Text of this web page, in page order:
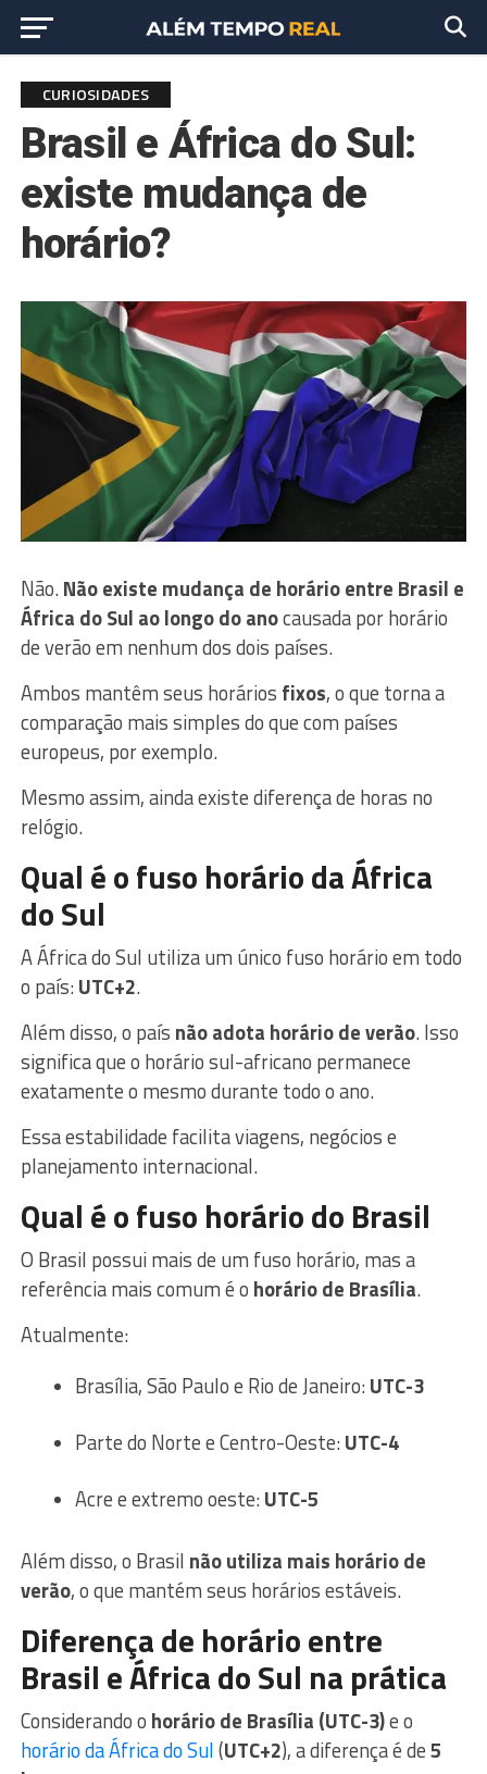
CURIOSIDADES
Brasil e África do Sul:
existe mudança de
horário?
Não.Não existe mudança de horário entre Brasil e
África do Sul ao longo do anocausada por horário
de verão em nenhum dos dois países.
Ambos mantêm seus horários fixos, o que torna a
comparação mais simples do que com países
europeus, por exemplo.
Mesmo assim, ainda existe diferença de horas no
relógio.
Qual é o fuso horário da África
do Sul
A África do Sul utiliza um único fuso horário em todo
o país:UTC+2.
Além disso, o país não adota horário de verão. Isso
significa que o horário sul-africano permanece
exatamente o mesmo durante todo o ano.
Essa estabilidade facilita viagens, negócios e
planejamento internacional.
Qual é o fuso horário do Brasil
O Brasil possui mais de um fuso horário, mas a
referência mais comum é o horário de Brasília.
Atualmente:
Brasília, São Paulo e Rio de Janeiro:UTC-3
Parte do Norte e Centro-Oeste:UTC-4
Acre e extremo oeste:UTC-5
Além disso, o Brasil não utiliza mais horário de
verão, o que mantém seus horários estáveis.
Diferença de horário entre
Brasil e África do Sul na prática
Considerando o horário de Brasília (UTC-3)e o
horário da África do Sul(UTC+2), a diferença é de5